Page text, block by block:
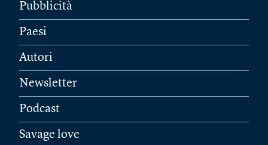
Pubblicità
Paesi
Autori
Newsletter
Podcast
Savage love